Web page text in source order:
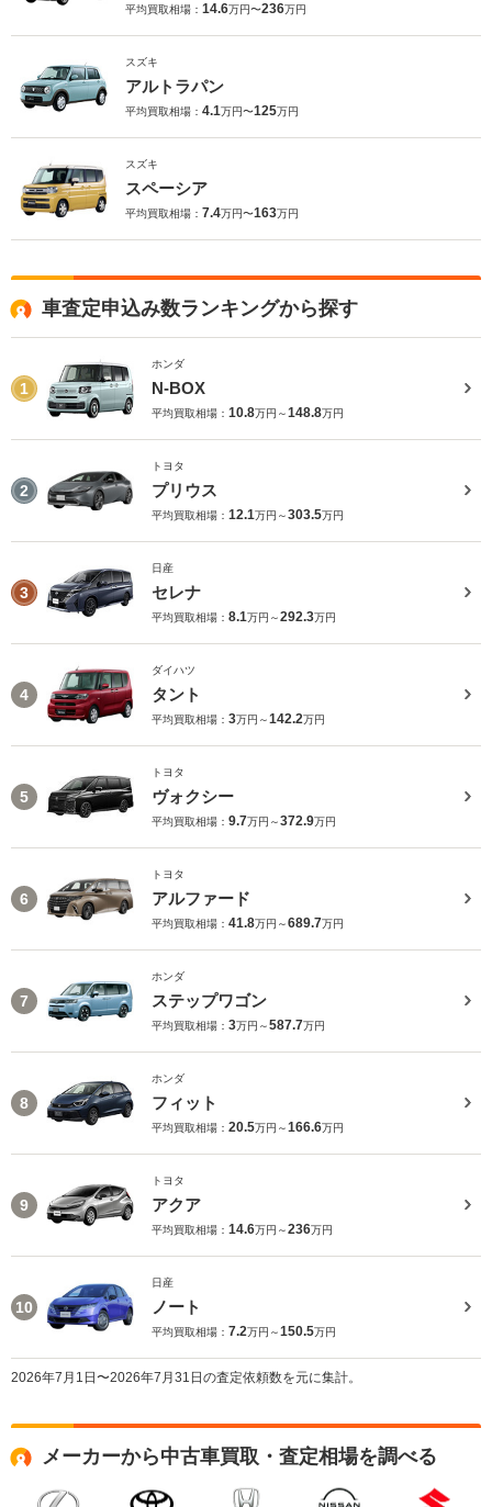
平均買取相場： 14.6万円〜236万円
スズキ
アルトラパン
平均買取相場： 4.1万円〜125万円
スズキ
スペーシア
平均買取相場： 7.4万円〜163万円
車査定申込み数ランキングから探す
1
ホンダ
N-BOX
平均買取相場： 10.8万円～148.8万円
2
トヨタ
プリウス
平均買取相場： 12.1万円～303.5万円
3
日産
セレナ
平均買取相場： 8.1万円～292.3万円
4
ダイハツ
タント
平均買取相場： 3万円～142.2万円
5
トヨタ
ヴォクシー
平均買取相場： 9.7万円～372.9万円
6
トヨタ
アルファード
平均買取相場： 41.8万円～689.7万円
7
ホンダ
ステップワゴン
平均買取相場： 3万円～587.7万円
8
ホンダ
フィット
平均買取相場： 20.5万円～166.6万円
9
トヨタ
アクア
平均買取相場： 14.6万円～236万円
10
日産
ノート
平均買取相場： 7.2万円～150.5万円
2026年7月1日〜2026年7月31日の査定依頼数を元に集計。
メーカーから中古車買取・査定相場を調べる